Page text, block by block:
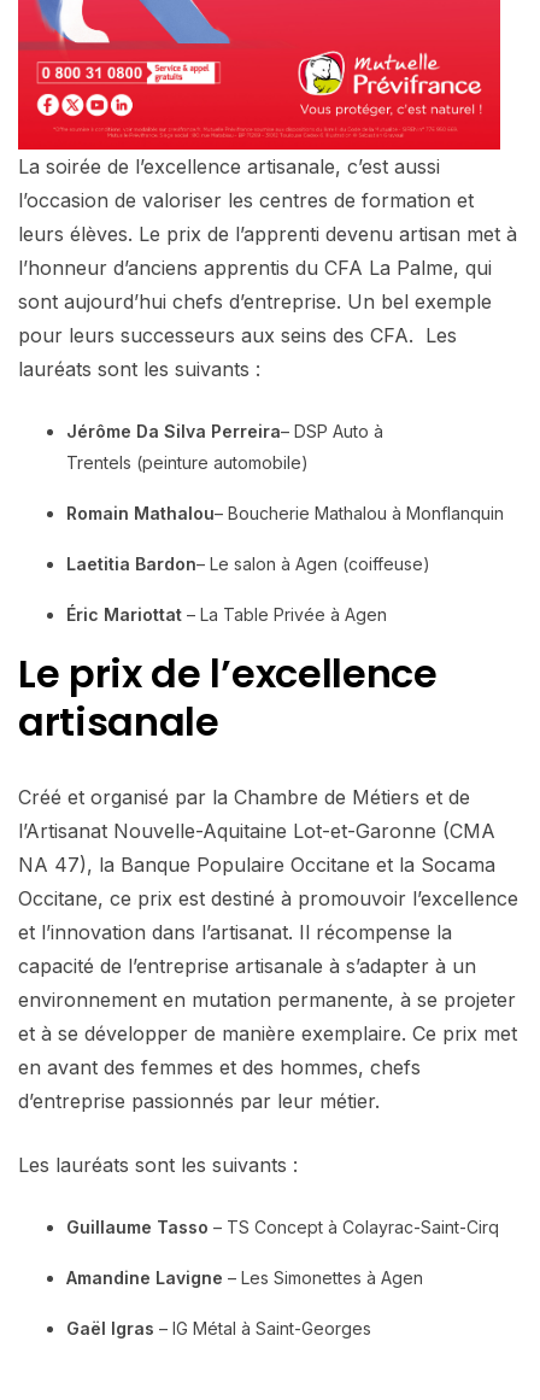
La soirée de l’excellence artisanale, c’est aussi
l’occasion de valoriser les centres de formation et
leurs élèves. Le prix de l’apprenti devenu artisan met à
l’honneur d’anciens apprentis du CFA La Palme, qui
sont aujourd’hui chefs d’entreprise. Un bel exemple
pour leurs successeurs aux seins des CFA. Les
lauréats sont les suivants :
Jérôme Da Silva Perreira– DSP Auto à
Trentels (peinture automobile)
Romain Mathalou– Boucherie Mathalou à Monflanquin
Laetitia Bardon– Le salon à Agen (coiffeuse)
Éric Mariottat – La Table Privée à Agen
Le prix de l’excellence
artisanale
Créé et organisé par la Chambre de Métiers et de
l’Artisanat Nouvelle-Aquitaine Lot-et-Garonne (CMA
NA 47), la Banque Populaire Occitane et la Socama
Occitane, ce prix est destiné à promouvoir l’excellence
et l’innovation dans l’artisanat. Il récompense la
capacité de l’entreprise artisanale à s’adapter à un
environnement en mutation permanente, à se projeter
et à se développer de manière exemplaire. Ce prix met
en avant des femmes et des hommes, chefs
d’entreprise passionnés par leur métier.
Les lauréats sont les suivants :
Guillaume Tasso – TS Concept à Colayrac-Saint-Cirq
Amandine Lavigne – Les Simonettes à Agen
Gaël Igras – IG Métal à Saint-Georges